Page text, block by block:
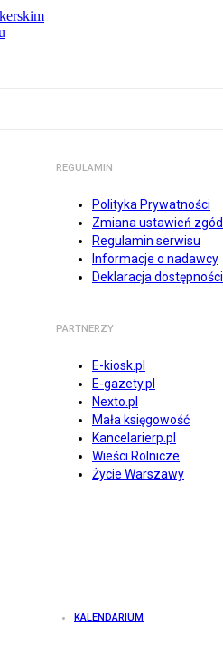
REGULAMIN
Polityka Prywatności
Zmiana ustawień zgód
Regulamin serwisu
Informacje o nadawcy
Deklaracja dostępności
PARTNERZY
E-kiosk.pl
E-gazety.pl
Nexto.pl
Mała księgowość
Kancelarierp.pl
Wieści Rolnicze
Życie Warszawy
KALENDARIUM